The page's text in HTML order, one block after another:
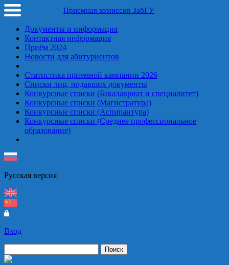
Приемная комиссия ЗабГУ
Документы и информация
Контактная информация
Приём 2024
Новости для абитуриентов
Статистика приемной кампании 2026
Списки лиц, подавших документы
Конкурсные списки (Бакалавриат и специалитет)
Конкурсные списки (Магистратура)
Конкурсные списки (Аспирантура)
Конкурсные списки (Среднее профессиональное
образование)
Русская верcия
Вход